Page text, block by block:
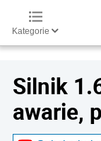
Kategorie
Silnik
awarie,